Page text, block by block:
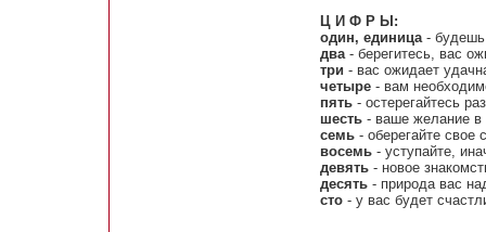
Ц И Ф Р Ы:
один, единица- будешь
два- берегитесь, вас
три - вас ожидает
четыре - вам
пять - остерегайтесь
шесть - ваше желание в
семь - оберегайте свое
восемь - уступайте,
девять - новое
десять - природа вас
сто - у вас будет